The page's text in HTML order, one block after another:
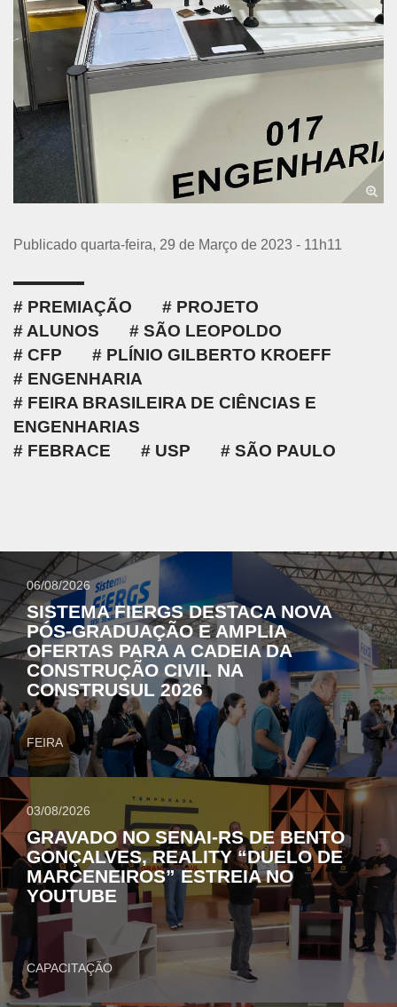
Publicado quarta-feira, 29 de Março de 2023 - 11h11
PREMIAÇÃO
PROJETO
ALUNOS
SÃO LEOPOLDO
CFP
PLÍNIO GILBERTO KROEFF
ENGENHARIA
FEIRA BRASILEIRA DE CIÊNCIAS E
ENGENHARIAS
FEBRACE
USP SÃO PAULO
06/08/2026
SISTEMA FIERGS DESTACA NOVA
PÓS-GRADUAÇÃO E AMPLIA
OFERTAS PARA A CADEIA DA
CONSTRUÇÃO CIVIL NA
CONSTRUSUL 2026
FEIRA
03/08/2026
GRAVADO NO SENAI-RS DE BENTO
GONÇALVES, REALITY “DUELO DE
MARCENEIROS” ESTREIA NO
YOUTUBE
CAPACITAÇÃO